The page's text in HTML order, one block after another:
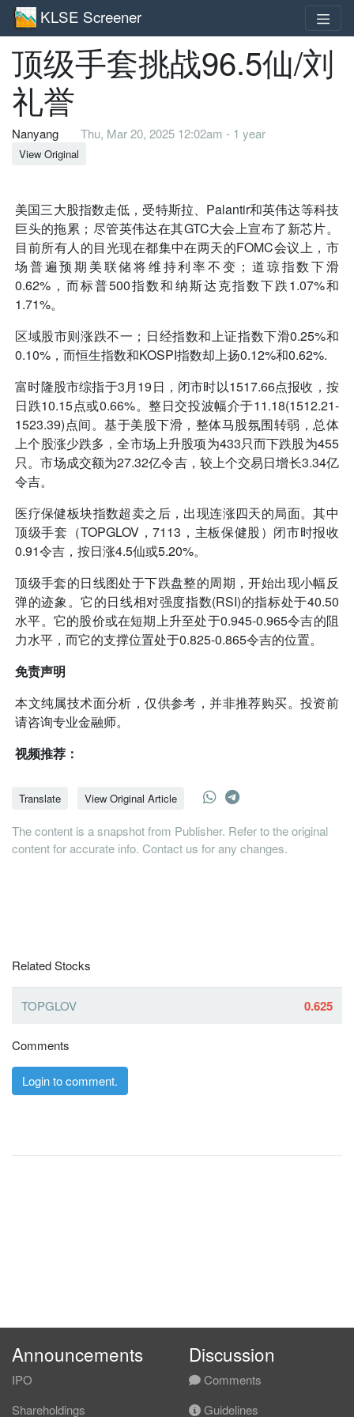
KLSE Screener
顶级手套挑战96.5仙/刘
礼誉
Nanyang Thu, Mar 20, 2025 12:02am - 1 year
View Original
美国三大股指数走低，受特斯拉、Palantir和英伟达等科技
巨头的拖累；尽管英伟达在其GTC大会上宣布了新芯片。
目前所有人的目光现在都集中在两天的FOMC会议上，市
场普遍预期美联储将维持利率不变；道琼指数下滑
0.62%，而标普500指数和纳斯达克指数下跌1.07%和
1.71%。
区域股市则涨跌不一；日经指数和上证指数下滑0.25%和
0.10%，而恒生指数和KOSPI指数却上扬0.12%和0.62%.
富时隆股市综指于3月19日，闭市时以1517.66点报收，按
日跌10.15点或0.66%。整日交投波幅介于11.18(1512.21-
1523.39)点间。基于美股下滑，整体马股氛围转弱，总体
上个股涨少跌多，全市场上升股项为433只而下跌股为455
只。市场成交额为27.32亿令吉，较上个交易日增长3.34亿
令吉。
医疗保健板块指数超卖之后，出现连涨四天的局面。其中
顶级手套（TOPGLOV，7113，主板保健股）闭市时报收
0.91令吉，按日涨4.5仙或5.20%。
顶级手套的日线图处于下跌盘整的周期，开始出现小幅反
弹的迹象。它的日线相对强度指数(RSI)的指标处于40.50
水平。它的股价或在短期上升至处于0.945-0.965令吉的阻
力水平，而它的支撑位置处于0.825-0.865令吉的位置。
免责声明
本文纯属技术面分析，仅供参考，并非推荐购买。投资前
请咨询专业金融师。
视频推荐：
Translate View Original Article
The content is a snapshot from Publisher. Refer to the original
content for accurate info. Contact us for any changes.
Related Stocks
TOPGLOV 0.625
Comments
Login to comment.
Announcements
IPO
Shareholdings
Discussion
Comments
Guidelines